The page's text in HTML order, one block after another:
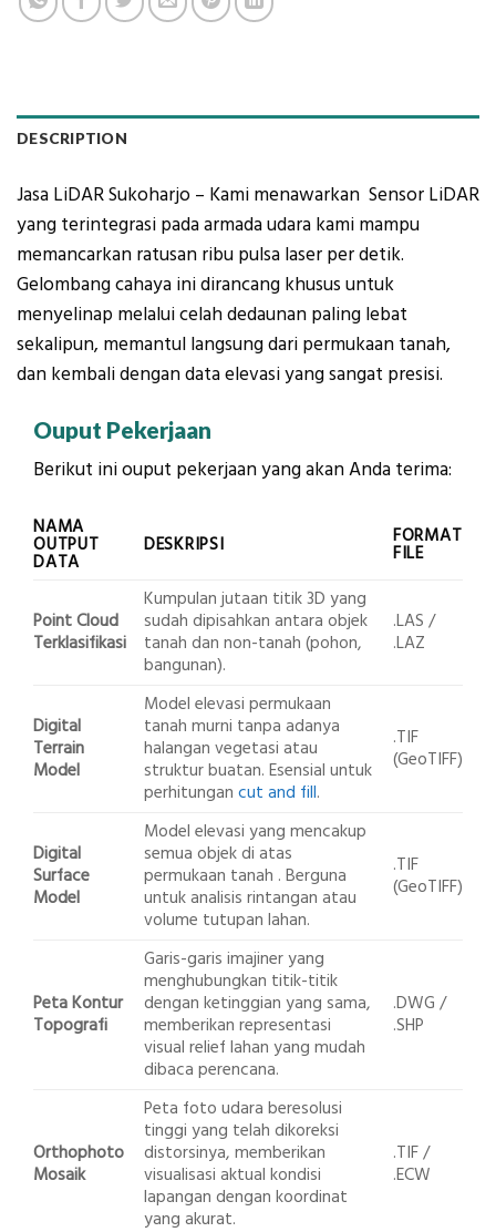
DESCRIPTION
Jasa LiDAR Sukoharjo – Kami menawarkan Sensor LiDAR
yang terintegrasi pada armada udara kami mampu
memancarkan ratusan ribu pulsa laser per detik.
Gelombang cahaya ini dirancang khusus untuk
menyelinap melalui celah dedaunan paling lebat
sekalipun, memantul langsung dari permukaan tanah,
dan kembali dengan data elevasi yang sangat presisi.
Ouput Pekerjaan
Berikut ini ouput pekerjaan yang akan Anda terima:
NAMA
OUTPUT
DATA
DESKRIPSI FORMAT
FILE
Point Cloud
Terklasifikasi
Kumpulan jutaan titik 3D yang
sudah dipisahkan antara objek
tanah dan non-tanah (pohon,
bangunan).
.LAS /
.LAZ
Digital
Terrain
Model
Model elevasi permukaan
tanah murni tanpa adanya
halangan vegetasi atau
struktur buatan. Esensial untuk
perhitungan cut and fill.
.TIF
(GeoTIFF)
Digital
Surface
Model
Model elevasi yang mencakup
semua objek di atas
permukaan tanah . Berguna
untuk analisis rintangan atau
volume tutupan lahan.
.TIF
(GeoTIFF)
Peta Kontur
Topografi
Garis-garis imajiner yang
menghubungkan titik-titik
dengan ketinggian yang sama,
memberikan representasi
visual relief lahan yang mudah
dibaca perencana.
.DWG /
.SHP
Orthophoto
Mosaik
Peta foto udara beresolusi
tinggi yang telah dikoreksi
distorsinya, memberikan
visualisasi aktual kondisi
lapangan dengan koordinat
yang akurat.
.TIF /
.ECW